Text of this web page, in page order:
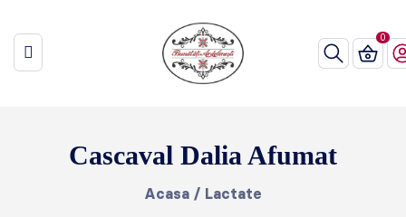
Cascaval Dalia Afumat
Acasa / Lactate